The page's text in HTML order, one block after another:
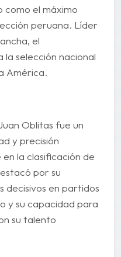
como el máximo
peruana. Líder
el
selección nacional
América.
Oblitas fue un
y precisión
la clasificación de
por su
decisivos en partidos
y su capacidad para
su talento